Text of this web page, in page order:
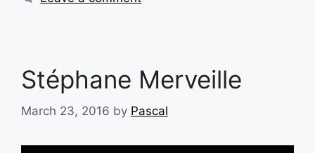
Stéphane Merveille
March 23, 2016 by Pascal